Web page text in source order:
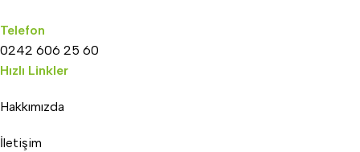
Telefon
0242 606 25 60
Hızlı Linkler
Hakkımızda
İletişim